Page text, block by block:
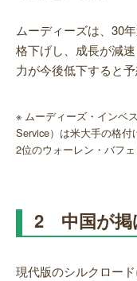
ムーディーズは、30
格下げし、成長が減
力が今後低下すると予
※ ムーディーズ・インベ
Service）は米大手の格
2位のウォーレン・バフ
2 中国が掲
現代版のシルクロー